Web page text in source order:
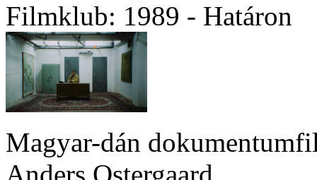
Filmklub: 1989 - Határon
Magyar-dán